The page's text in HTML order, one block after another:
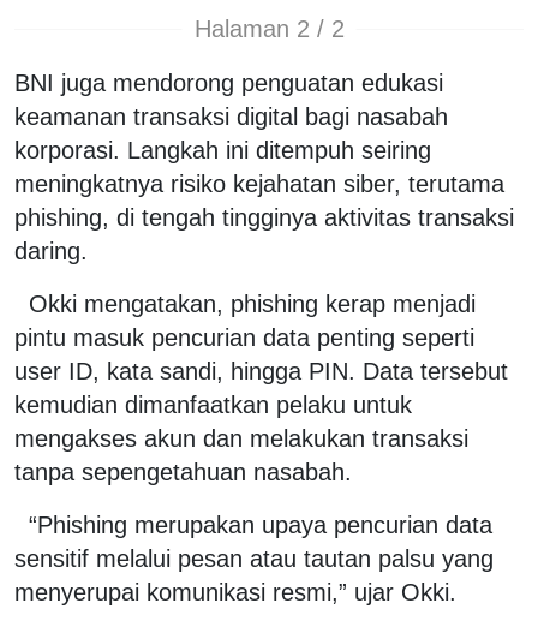
Halaman 2 / 2
BNI juga mendorong penguatan edukasi
keamanan transaksi digital bagi nasabah
korporasi. Langkah ini ditempuh seiring
meningkatnya risiko kejahatan siber, terutama
phishing, di tengah tingginya aktivitas transaksi
daring.
Okki mengatakan, phishing kerap menjadi
pintu masuk pencurian data penting seperti
user ID, kata sandi, hingga PIN. Data tersebut
kemudian dimanfaatkan pelaku untuk
mengakses akun dan melakukan transaksi
tanpa sepengetahuan nasabah.
“Phishing merupakan upaya pencurian data
sensitif melalui pesan atau tautan palsu yang
menyerupai komunikasi resmi,” ujar Okki.